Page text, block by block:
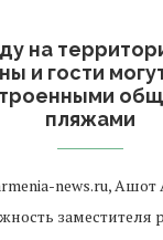
на
и гости
пляжами
news.ru, Ашот
заместителя